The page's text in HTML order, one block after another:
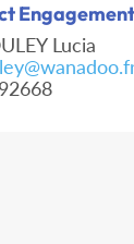
Engagement
Lucia